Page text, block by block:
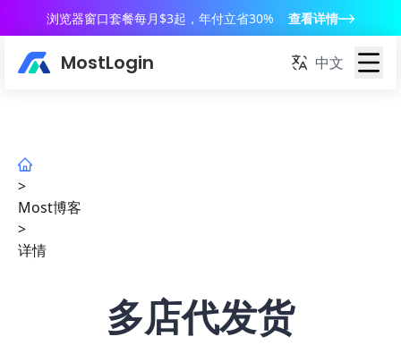
浏览器窗口套餐每月$3起，年付立省30% 查看详情
MostLogin 中文
>
Most博客
>
详情
多店代发货